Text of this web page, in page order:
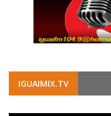
IGUAIMIX.TV